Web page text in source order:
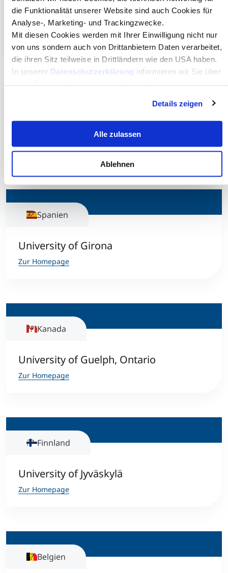
die Funktionalität unserer Website sind auch Cookies für
Analyse-, Marketing- und Trackingzwecke.
Mit diesen Cookies werden mit Ihrer Einwilligung nicht nur
von uns sondern auch von Drittanbietern Daten verarbeitet,
die ihren Sitz teilweise in Drittländern wie den USA haben.
In unserer Datenschutzerklärung informieren wir Sie über
Details zeigen
Alle zulassen
Ablehnen
The Hong Kong Polytechnic University
Zur Homepage
University of Bologna
Zur Homepage
Spanien
University of Girona
Zur Homepage
Kanada
University of Guelph, Ontario
Zur Homepage
Finnland
University of Jyväskylä
Zur Homepage
Belgien